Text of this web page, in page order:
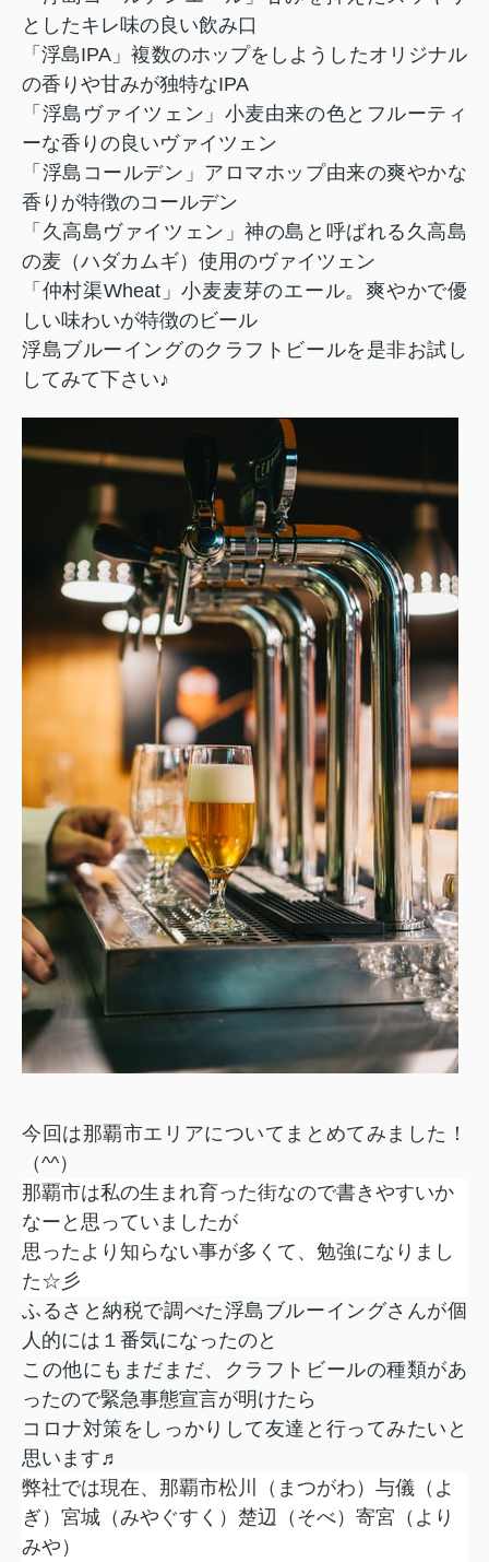
としたキレ味の良い飲み口
「浮島IPA 」複数のホップをしようしたオリジナル
の香りや甘みが独特なIPA
「浮島ヴァイツェン」小麦由来の色とフルーティ
ーな香りの良いヴァイツェン
「浮島コールデン」アロマホップ由来の爽やかな
香りが特徴のコールデン
「久高島ヴァイツェン」神の島と呼ばれる久高島
の麦（ハダカムギ）使用のヴァイツェン
「仲村渠Wheat」小麦麦芽のエール。爽やかで優
しい味わいが特徴のビール
浮島ブルーイングのクラフトビールを是非お試し
してみて下さい♪
今回は那覇市エリアについてまとめてみました！
（^^）
那覇市は私の生まれ育った街なので書きやすいか
なーと思っていましたが
思ったより知らない事が多くて、勉強になりまし
た☆彡
ふるさと納税で調べた浮島ブルーイングさんが個
人的には１番気になったのと
この他にもまだまだ、クラフトビールの種類があ
ったので緊急事態宣言が明けたら
コロナ対策をしっかりして友達と行ってみたいと
思います♬
弊社では現在、那覇市松川（まつがわ）与儀（よ
ぎ）宮城（みやぐすく）楚辺（そべ）寄宮（より
みや）